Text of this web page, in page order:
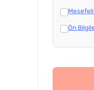
Mesefeli
Ön